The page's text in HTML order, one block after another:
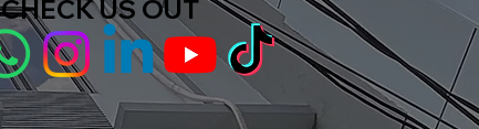
CHECK US OUT